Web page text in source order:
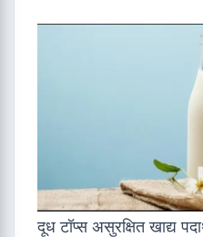
दूध टॉप्स असुरक्षित खाद्य